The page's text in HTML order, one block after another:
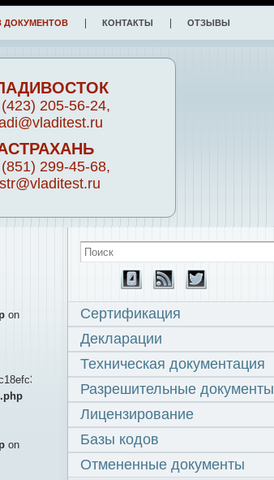
ДОКУМЕНТОВ КОНТАКТЫ ОТЗЫВЫ
205-56-24,
299-45-68,
on
on
Сертификация
Декларации
Техническая документация
Разрешительные документы
Лицензирование
Базы кодов
Отмененные документы